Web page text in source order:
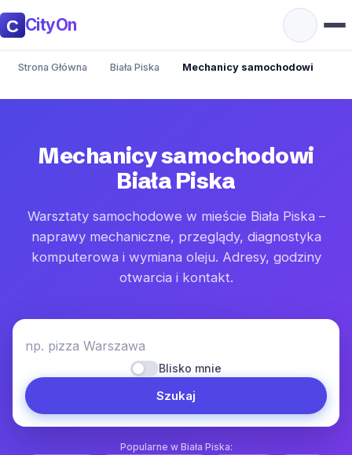
CityOn
Strona Główna Biała Piska Mechanicy samochodowi
Mechanicy samochodowi
Biała Piska
Warsztaty samochodowe w mieście Biała Piska –
naprawy mechaniczne, przeglądy, diagnostyka
komputerowa i wymiana oleju. Adresy, godziny
otwarcia i kontakt.
np. pizza Warszawa
Blisko mnie
Szukaj
Popularne w Biała Piska: